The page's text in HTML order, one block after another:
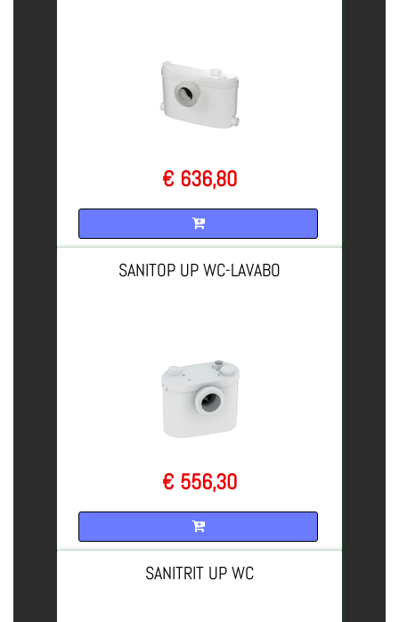
€ 636,80
SANITOP UP WC-LAVABO
€ 556,30
SANITRIT UP WC